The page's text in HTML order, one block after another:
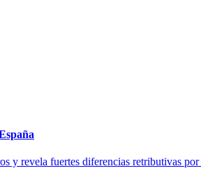
y revela fuertes diferencias retributivas